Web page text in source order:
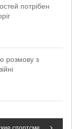
потрібен
розмову з